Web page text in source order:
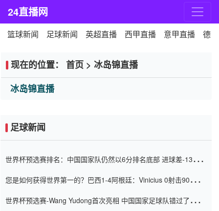
24直播网
篮球新闻 足球新闻 英超直播 西甲直播 意甲直播 德
现在的位置： 首页 > 冰岛锦直播
冰岛锦直播
足球新闻
世界杯预选赛排名：中国国家队仍然以6分排名底部 进球差-13令人
您是如何获得世界第一的？巴西1-4阿根廷：Vinicius 0射击90分钟
世界杯预选赛-Wang Yudong首次亮相 中国国家足球队错过了世界